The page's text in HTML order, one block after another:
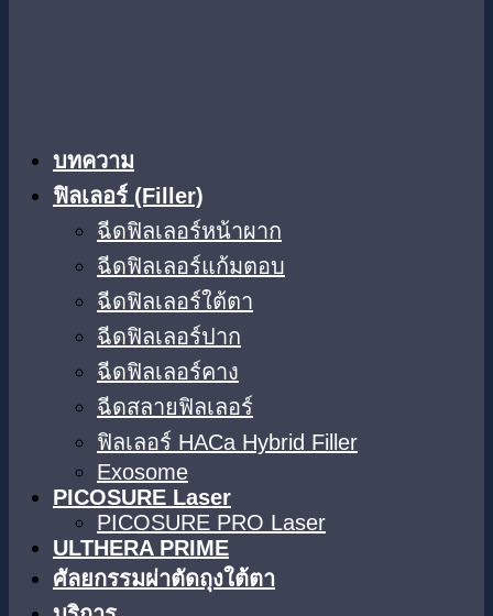
บทความ
ฟิลเลอร์ (Filler)
ฉีดฟิลเลอร์หน้าผาก
ฉีดฟิลเลอร์แก้มตอบ
ฉีดฟิลเลอร์ใต้ตา​
ฉีดฟิลเลอร์ปาก
ฉีดฟิลเลอร์คาง
ฉีดสลายฟิลเลอร์
ฟิลเลอร์ HACa Hybrid Filler
Exosome
PICOSURE Laser
PICOSURE PRO Laser
ULTHERA PRIME
ศัลยกรรมผ่าตัดถุงใต้ตา